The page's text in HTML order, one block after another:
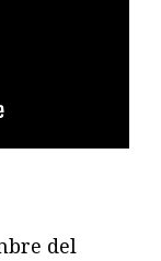
del